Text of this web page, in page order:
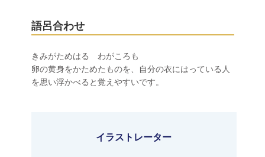
語呂合わせ
きみがためはる わがころも
卵の黄身をかためたものを、自分の衣にはっている人
を思い浮かべると覚えやすいです。
イラストレーター